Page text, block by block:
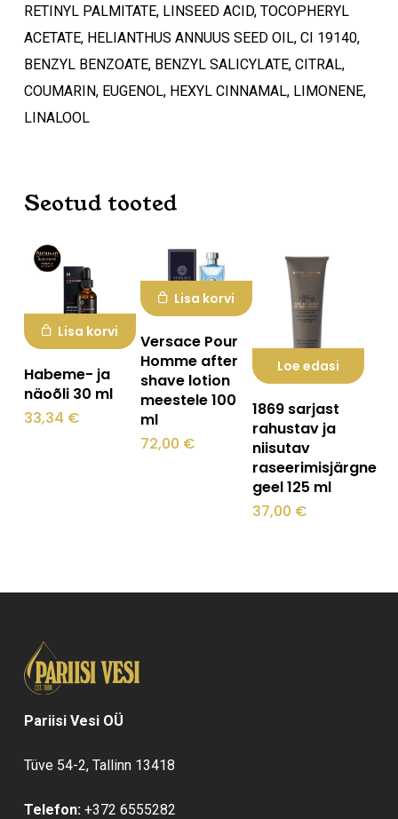
RETINYL PALMITATE, LINSEED ACID, TOCOPHERYL
ACETATE, HELIANTHUS ANNUUS SEED OIL, CI 19140,
BENZYL BENZOATE, BENZYL SALICYLATE, CITRAL,
COUMARIN, EUGENOL, HEXYL CINNAMAL, LIMONENE,
LINALOOL
Seotud tooted
Lisa korvi
Habeme- ja
näoõli 30 ml
33,34 €
Lisa korvi
Versace Pour
Homme after
shave lotion
meestele 100
ml
72,00 €
Loe edasi
1869 sarjast
rahustav ja
niisutav
raseerimisjärgne
geel 125 ml
37,00 €
Pariisi Vesi OÜ
Tüve 54-2, Tallinn 13418
Telefon: +372 6555282